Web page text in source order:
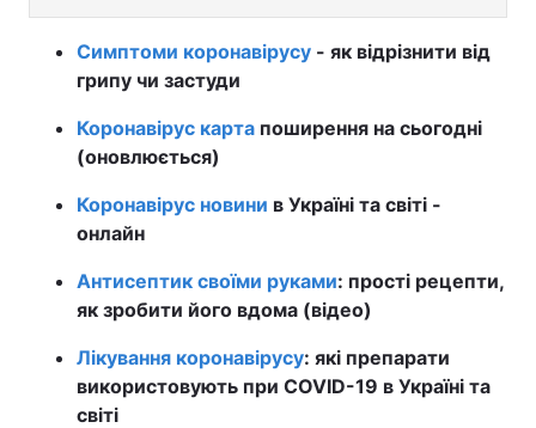
Симптоми коронавірусу - як відрізнити від
грипу чи застуди
Коронавірус карта поширення на сьогодні
(оновлюється)
Коронавірус новини в Україні та світі -
онлайн
Антисептик своїми руками: прості рецепти,
як зробити його вдома (відео)
Лікування коронавірусу: які препарати
використовують при COVID-19 в Україні та
світі